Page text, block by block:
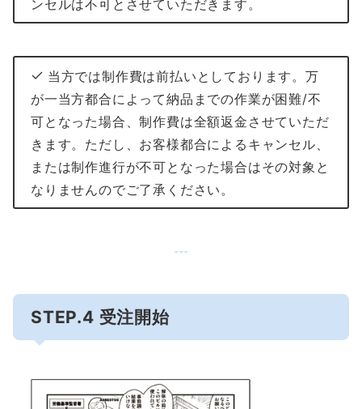
ンセルは不可とさせていただきます。
当方では制作費は前払いとしております。万
が一当方都合によって納品までの作業が困難/不
可となった場合、制作費は全額返金させていただ
きます。ただし、お客様都合によるキャンセル、
または制作進行が不可となった場合はその対象と
なりませんのでご了承ください。
STEP.4 受注開始